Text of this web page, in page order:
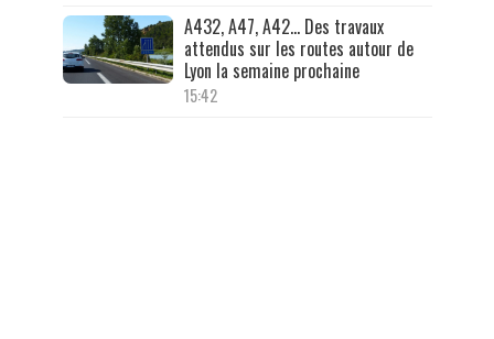
A432, A47, A42… Des travaux
attendus sur les routes autour de
Lyon la semaine prochaine
15:42